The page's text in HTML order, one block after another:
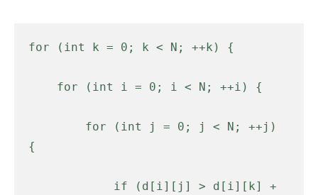
for (int k = 0; k < N; ++k) {
    for (int i = 0; i < N; ++i) {
{